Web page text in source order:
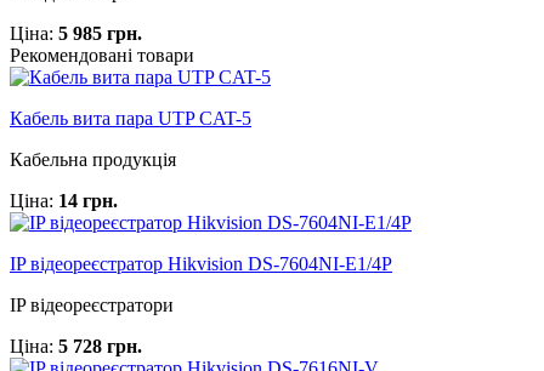
Ціна: 5 985 грн.
Рекомендовані товари
Кабель вита пара UTP CAT-5
Кабельна продукція
Ціна: 14 грн.
IP відеореєстратор Hikvision DS-7604NI-E1/4P
IP відеореєстратори
Ціна: 5 728 грн.